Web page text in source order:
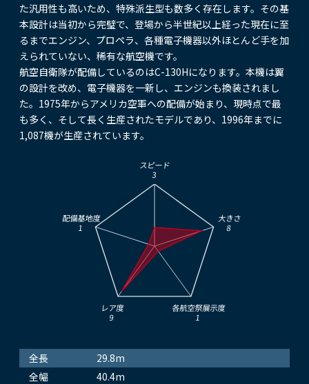
た汎用性も高いため、特殊派生型も数多く存在します。その基
本設計は当初から完璧で、登場から半世紀以上経った現在に至
るまでエンジン、プロペラ、各種電子機器以外ほとんど手を加
えられていない、稀有な航空機です。
航空自衛隊が配備しているのはC-130Hになります。本機は翼
の設計を改め、電子機器を一新し、エンジンも換装されまし
た。1975年からアメリカ空軍への配備が始まり、現時点で最
も多く、そして長く生産されたモデルであり、1996年までに
1,087機が生産されています。
スピード
3
大きさ
8
各航空祭展示度
1
レア度
9
配備基地度
1
全長
29.8m
全幅
40.4m